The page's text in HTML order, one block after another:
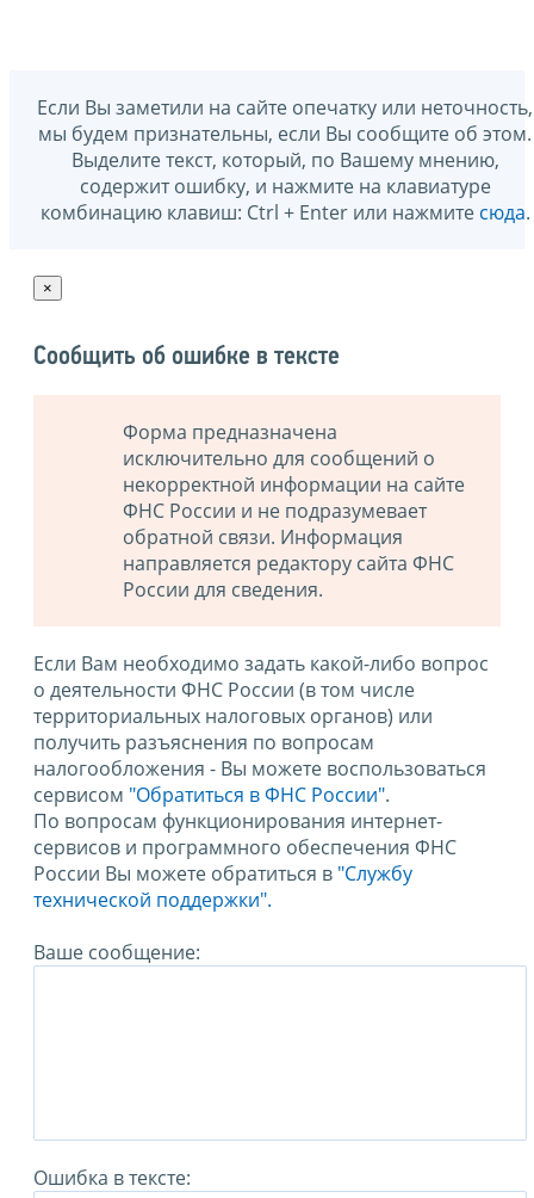
Если Вы заметили на сайте опечатку или неточность,
мы будем признательны, если Вы сообщите об этом.
Выделите текст, который, по Вашему мнению,
содержит ошибку, и нажмите на клавиатуре
комбинацию клавиш: Ctrl + Enter или нажмите сюда.
×
Сообщить об ошибке в тексте
Форма предназначена
исключительно для сообщений о
некорректной информации на сайте
ФНС России и не подразумевает
обратной связи. Информация
направляется редактору сайта ФНС
России для сведения.
Если Вам необходимо задать какой-либо вопрос
о деятельности ФНС России (в том числе
территориальных налоговых органов) или
получить разъяснения по вопросам
налогообложения - Вы можете воспользоваться
сервисом "Обратиться в ФНС России".
По вопросам функционирования интернет-
сервисов и программного обеспечения ФНС
России Вы можете обратиться в "Службу
технической поддержки".
Ваше сообщение:
Ошибка в тексте: